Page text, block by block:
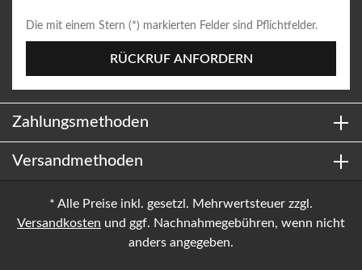
Die mit einem Stern (*) markierten Felder sind Pflichtfelder.
RÜCKRUF ANFORDERN
Zahlungsmethoden
Versandmethoden
* Alle Preise inkl. gesetzl. Mehrwertsteuer zzgl.
Versandkosten und ggf. Nachnahmegebühren, wenn nicht
anders angegeben.